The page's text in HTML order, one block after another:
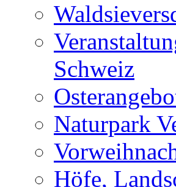
Schweiz
Naturpark
Höfe,